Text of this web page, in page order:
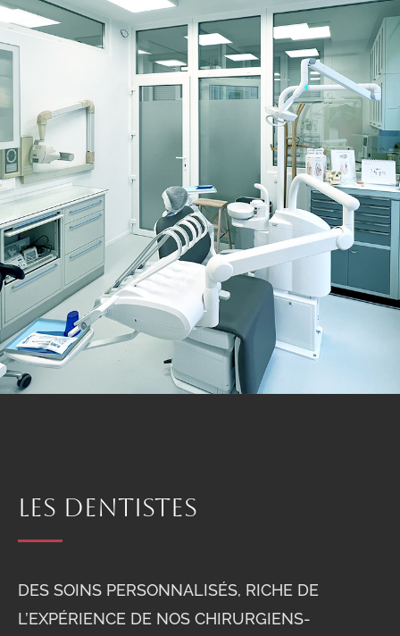
LES DENTISTES
DES SOINS PERSONNALISÉS, RICHE DE
L’EXPÉRIENCE DE NOS CHIRURGIENS-